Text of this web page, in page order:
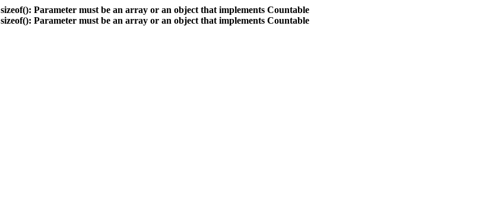
sizeof(): Parameter must be an array or an object that implements Countable
sizeof(): Parameter must be an array or an object that implements Countable